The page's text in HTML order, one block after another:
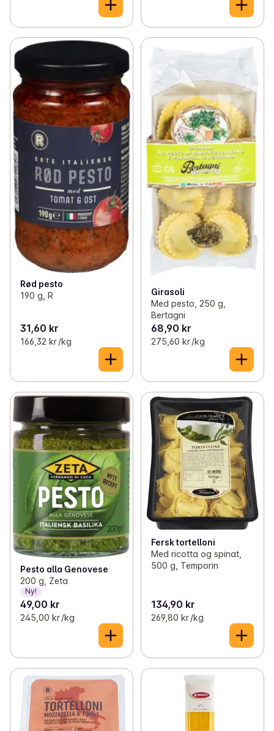
Rød pesto
190 g, R
31,60 kr
166,32 kr /kg
Girasoli
Med pesto, 250 g,
Bertagni
68,90 kr
275,60 kr /kg
Pesto alla Genovese
200 g, Zeta
Ny!
49,00 kr
245,00 kr /kg
Fersk tortelloni
Med ricotta og spinat,
500 g, Temporin
134,90 kr
269,80 kr /kg